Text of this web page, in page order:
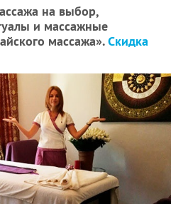
на выбор,
и массажные
массажа».​ Скидка​